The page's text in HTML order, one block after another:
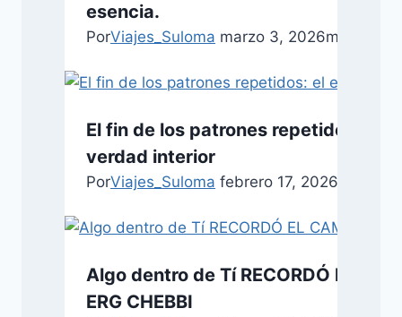
esencia.
PorViajes_Suloma marzo 3, 2026marzo 3,
El fin de los patrones repetidos: el
verdad interior
PorViajes_Suloma febrero 17, 2026
Algo dentro de Tí RECORDÓ EL
ERG CHEBBI